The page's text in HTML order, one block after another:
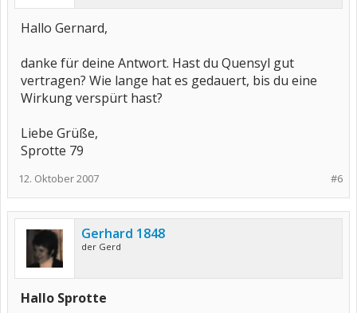
Hallo Gernard,
danke für deine Antwort. Hast du Quensyl gut
vertragen? Wie lange hat es gedauert, bis du eine
Wirkung verspürt hast?
Liebe Grüße,
Sprotte 79
#6
12. Oktober 2007
Gerhard 1848
der Gerd
Hallo Sprotte